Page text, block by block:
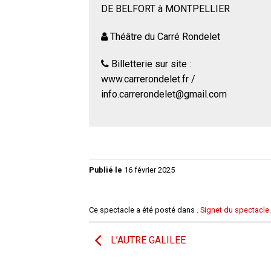
DE BELFORT à MONTPELLIER
Théâtre du Carré Rondelet
Billetterie sur site :
www.carrerondelet.fr /
info.carrerondelet@gmail.com
Publié le 16 février 2025
Ce spectacle a été posté dans . Signet du spectacle.
L’AUTRE GALILEE